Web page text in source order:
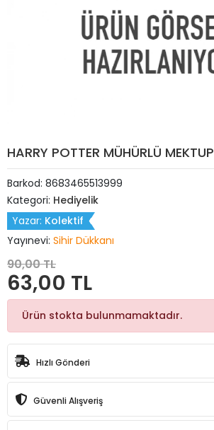
HARRY POTTER MÜHÜRLÜ MEKTUP
Barkod: 8683465513999
Kategori: Hediyelik
Yazar: Kolektif
Yayınevi: Sihir Dükkanı
90,00 TL
63,00 TL
Ürün stokta bulunmamaktadır.
Hızlı Gönderi
Güvenli Alışveriş